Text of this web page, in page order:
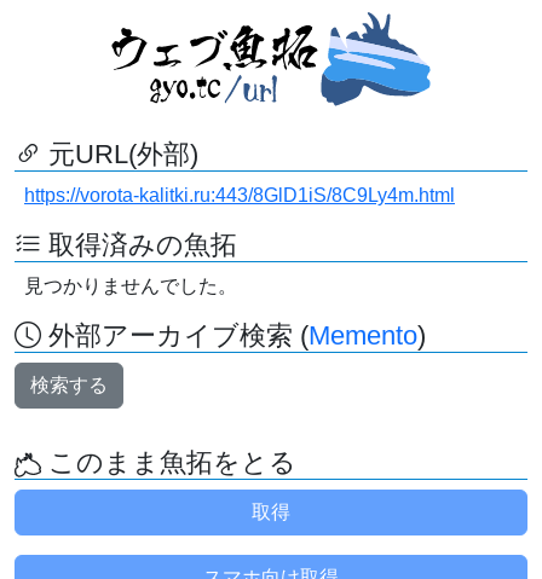
元URL(外部)
https://vorota-kalitki.ru:443/8GlD1iS/8C9Ly4m.html
取得済みの魚拓
見つかりませんでした。
外部アーカイブ検索 (Memento)
検索する
このまま魚拓をとる